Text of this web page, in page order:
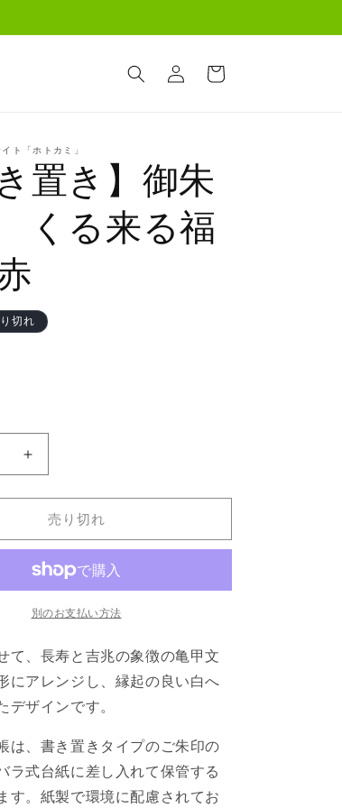
ロ
イ
ー
ト「ホトカミ」
き置き】御朱
くる来る福
切れ
【書
き】
御
朱
印
帳
る
来
る
へ
び
赤
売り切れ
別のお支払い方法
て、長寿と吉兆の象徴の亀甲文
にアレンジし、縁起の良い白へ
デザインです。
は、書き置きタイプのご朱印の
ラ式台紙に差し入れて保管する
す。紙製で環境に配慮されてお